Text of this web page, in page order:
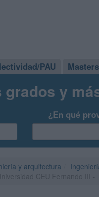
PAU Masters
grados y
¿En qué
y arquitectura